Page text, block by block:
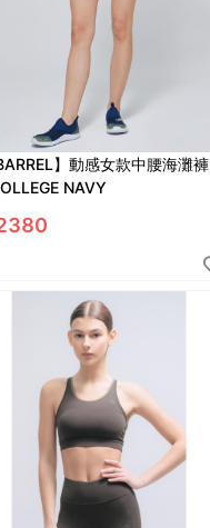
BARREL】動感女款中腰海灘褲
NAVY